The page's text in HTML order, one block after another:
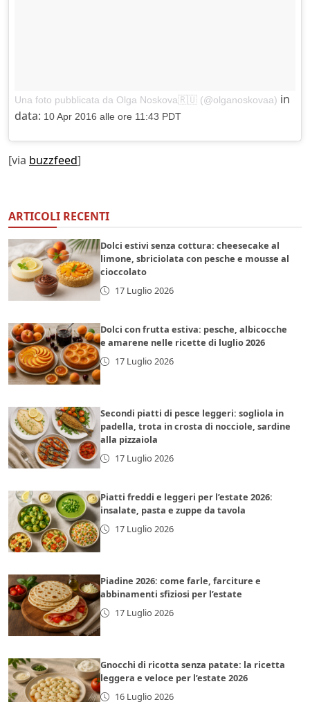
Una foto pubblicata da Olga Noskova🇷🇺 (@olganoskovaa) in
data: 10 Apr 2016 alle ore 11:43 PDT
[via buzzfeed]
ARTICOLI RECENTI
Dolci estivi senza cottura: cheesecake al
limone, sbriciolata con pesche e mousse al
cioccolato
17 Luglio 2026
Dolci con frutta estiva: pesche, albicocche
e amarene nelle ricette di luglio 2026
17 Luglio 2026
Secondi piatti di pesce leggeri: sogliola in
padella, trota in crosta di nocciole, sardine
alla pizzaiola
17 Luglio 2026
Piatti freddi e leggeri per l’estate 2026:
insalate, pasta e zuppe da tavola
17 Luglio 2026
Piadine 2026: come farle, farciture e
abbinamenti sfiziosi per l’estate
17 Luglio 2026
Gnocchi di ricotta senza patate: la ricetta
leggera e veloce per l’estate 2026
16 Luglio 2026